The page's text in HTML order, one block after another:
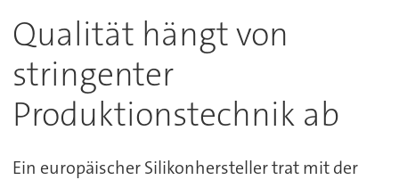
Qualität hängt von
stringenter
Produktionstechnik ab
Ein europäischer Silikonhersteller trat mit der